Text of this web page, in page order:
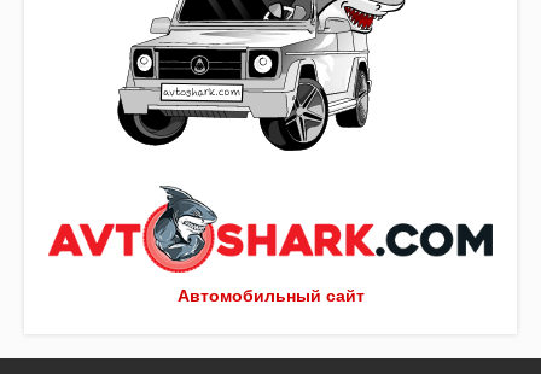
Автомобильный сайт